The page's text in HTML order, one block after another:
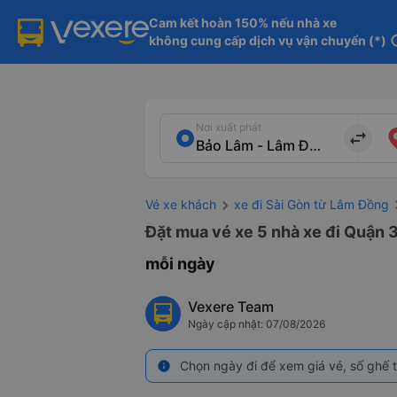
Cam kết hoàn 150% nếu nhà xe
không cung cấp dịch vụ vận chuyển (*)
Nơi xuất phát
import_export
Vé xe khách xe đi Sài Gòn từ Lâm Đồng
Đặt mua vé xe 5 nhà xe đi Quận
mỗi ngày
Vexere Team
Ngày cập nhật: 07/08/2026
info Chọn ngày đi để xem giá vé, số